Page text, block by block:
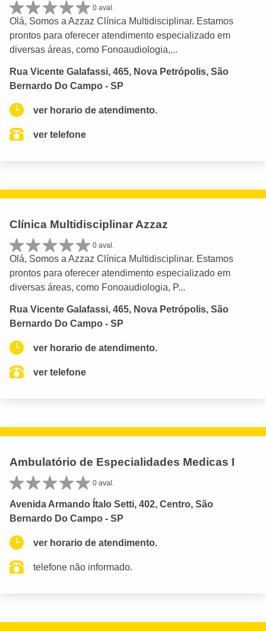
0 aval.
Olá, Somos a Azzaz Clínica Multidisciplinar. Estamos
prontos para oferecer atendimento especializado em
diversas áreas, como Fonoaudiologia,...
Rua Vicente Galafassi, 465, Nova Petrópolis, São
Bernardo Do Campo - SP
ver horario de atendimento.
ver telefone
Clínica Multidisciplinar Azzaz
0 aval.
Olá, Somos a Azzaz Clínica Multidisciplinar. Estamos
prontos para oferecer atendimento especializado em
diversas áreas, como Fonoaudiologia, P...
Rua Vicente Galafassi, 465, Nova Petrópolis, São
Bernardo Do Campo - SP
ver horario de atendimento.
ver telefone
Ambulatório de Especialidades Medicas I
0 aval.
Avenida Armando Ítalo Setti, 402, Centro, São
Bernardo Do Campo - SP
ver horario de atendimento.
telefone não informado.